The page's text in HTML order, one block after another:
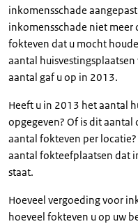
inkomensschade
inkomensschade niet
fokteven dat u mocht
aantal
aantal gaf u op in 2013.
Heeft u in 2013 het aantal
opgegeven? Of is dit
aantal fokteven per
aantal fokteefplaatsen dat
staat.
Hoeveel vergoeding voor
hoeveel fokteven u op uw